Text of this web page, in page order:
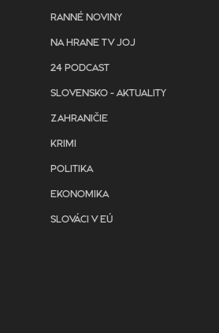
RANNÉ NOVINY
NA HRANE TV JOJ
24 PODCAST
SLOVENSKO - AKTUALITY
ZAHRANIČIE
KRIMI
POLITIKA
EKONOMIKA
SLOVÁCI V EÚ